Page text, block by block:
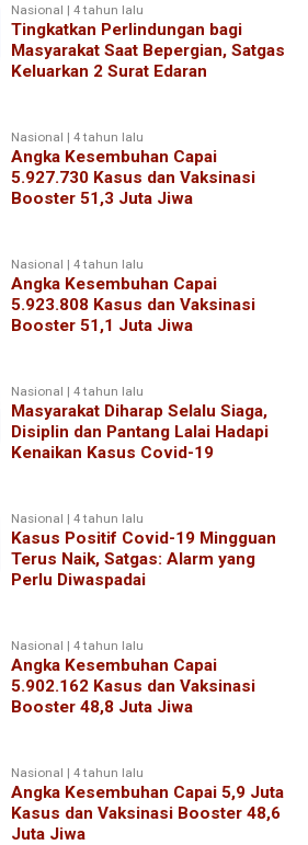
Nasional | 4 tahun lalu
Tingkatkan Perlindungan bagi
Masyarakat Saat Bepergian, Satgas
Keluarkan 2 Surat Edaran
Nasional | 4 tahun lalu
Angka Kesembuhan Capai
5.927.730 Kasus dan Vaksinasi
Booster 51,3 Juta Jiwa
Nasional | 4 tahun lalu
Angka Kesembuhan Capai
5.923.808 Kasus dan Vaksinasi
Booster 51,1 Juta Jiwa
Nasional | 4 tahun lalu
Masyarakat Diharap Selalu Siaga,
Disiplin dan Pantang Lalai Hadapi
Kenaikan Kasus Covid-19
Nasional | 4 tahun lalu
Kasus Positif Covid-19 Mingguan
Terus Naik, Satgas: Alarm yang
Perlu Diwaspadai
Nasional | 4 tahun lalu
Angka Kesembuhan Capai
5.902.162 Kasus dan Vaksinasi
Booster 48,8 Juta Jiwa
Nasional | 4 tahun lalu
Angka Kesembuhan Capai 5,9 Juta
Kasus dan Vaksinasi Booster 48,6
Juta Jiwa